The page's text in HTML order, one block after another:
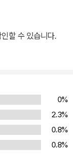
한다. 여원이 교도
마주하고 인정하게
려 하지만 여원은
난 후에야 사랑을
을까?
할 수 있습니다.
0%
2.3%
0.8%
0.8%